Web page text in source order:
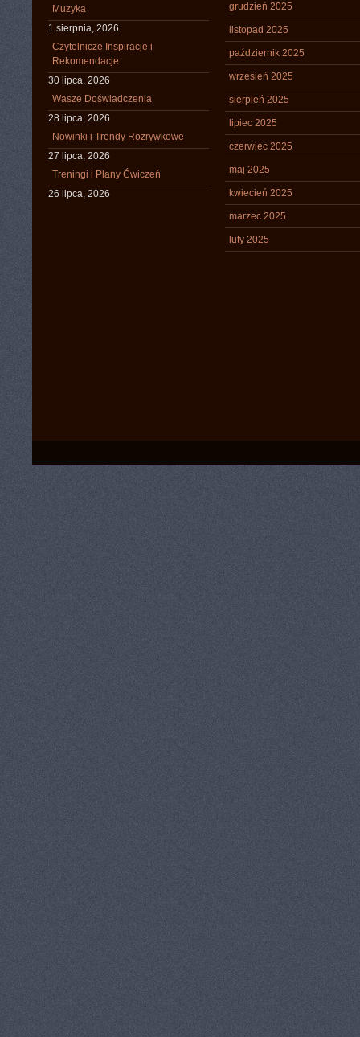
Muzyka
1 sierpnia, 2026
Czytelnicze Inspiracje i
Rekomendacje
30 lipca, 2026
Wasze Doświadczenia
28 lipca, 2026
Nowinki i Trendy Rozrywkowe
27 lipca, 2026
Treningi i Plany Ćwiczeń
26 lipca, 2026
grudzień 2025
listopad 2025
październik 2025
wrzesień 2025
sierpień 2025
lipiec 2025
czerwiec 2025
maj 2025
kwiecień 2025
marzec 2025
luty 2025